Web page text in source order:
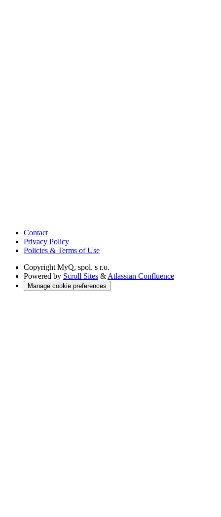
Contact
Privacy Policy
Policies & Terms of Use
Copyright MyQ, spol. s r.o.
Powered by Scroll Sites & Atlassian Confluence
Manage cookie preferences